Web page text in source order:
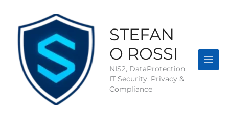
contenuto
STEFAN
O ROSSI
NIS2, DataProtection,
IT Security, Privacy &
Compliance